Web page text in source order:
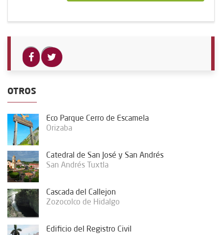
OTROS
Eco Parque Cerro de Escamela
Orizaba
Catedral de San José y San Andrés
San Andrés Tuxtla
Cascada del Callejon
Zozocolco de Hidalgo
Edificio del Registro Civil